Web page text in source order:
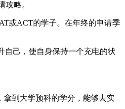
略。
或ACT的学子。在年终的申请季
己，使自身保持一个充电的状
到大学预科的学分，能够去实